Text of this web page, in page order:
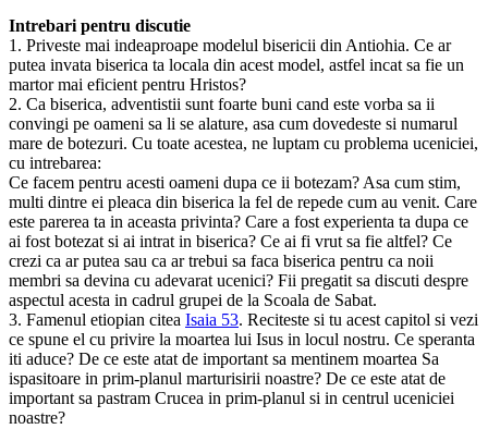
Intrebari pentru discutie
1. Priveste mai indeaproape modelul bisericii din Antiohia. Ce ar
putea invata biserica ta locala din acest model, astfel incat sa fie un
martor mai eficient pentru Hristos?
2. Ca biserica, adventistii sunt foarte buni cand este vorba sa ii
convingi pe oameni sa li se alature, asa cum dovedeste si numarul
mare de botezuri. Cu toate acestea, ne luptam cu problema uceniciei,
cu intrebarea:
Ce facem pentru acesti oameni dupa ce ii botezam? Asa cum stim,
multi dintre ei pleaca din biserica la fel de repede cum au venit. Care
este parerea ta in aceasta privinta? Care a fost experienta ta dupa ce
ai fost botezat si ai intrat in biserica? Ce ai fi vrut sa fie altfel? Ce
crezi ca ar putea sau ca ar trebui sa faca biserica pentru ca noii
membri sa devina cu adevarat ucenici? Fii pregatit sa discuti despre
aspectul acesta in cadrul grupei de la Scoala de Sabat.
3. Famenul etiopian citea Isaia 53. Reciteste si tu acest capitol si vezi
ce spune el cu privire la moartea lui Isus in locul nostru. Ce speranta
iti aduce? De ce este atat de important sa mentinem moartea Sa
ispasitoare in prim-planul marturisirii noastre? De ce este atat de
important sa pastram Crucea in prim-planul si in centrul uceniciei
noastre?